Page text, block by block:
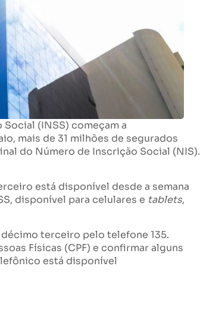
(INSS) começam a
mais de 31 milhões de segurados
do Número de Inscrição Social (NIS).
está disponível desde a semana
disponível para celulares e tablets,
terceiro pelo telefone 135.
Físicas (CPF) e confirmar alguns
está disponível